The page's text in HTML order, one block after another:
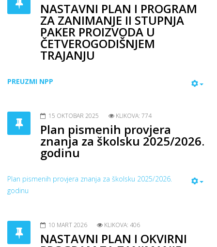
NASTAVNI PLAN I PROGRAM
ZA ZANIMANJE II STUPNJA
PAKER PROIZVODA U
ČETVEROGODIŠNJEM
TRAJANJU
PREUZMI NPP
15 OKTOBAR 2025 KLIKOVA: 774
Plan pismenih provjera
znanja za školsku 2025/2026.
godinu
Plan pismenih provjera znanja za školsku 2025/2026.
godinu
10 MART 2026 KLIKOVA: 406
NASTAVNI PLAN I OKVIRNI